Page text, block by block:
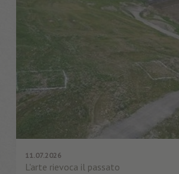
11.07.2026
L'arte rievoca il passato